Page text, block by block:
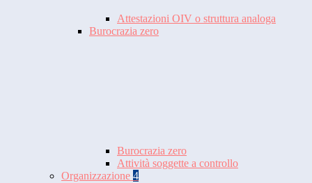
Attestazioni OIV o struttura analoga
Burocrazia zero
Burocrazia zero
Attività soggette a controllo
Organizzazione 4